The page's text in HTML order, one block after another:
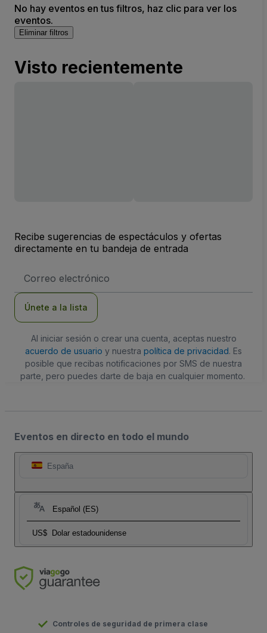
No hay eventos en tus filtros, haz clic para ver los
eventos.
Eliminar filtros
Visto recientemente
Recibe sugerencias de espectáculos y ofertas
directamente en tu bandeja de entrada
de
Únete a la lista
Al iniciar sesión o crear una cuenta, aceptas nuestro
acuerdo de usuario y nuestra política de privacidad. Es
posible que recibas notificaciones por SMS de nuestra
parte, pero puedes darte de baja en cualquier momento.
Eventos en directo en todo el mundo
España
Español (ES)
US$ Dolar estadounidense
Controles de seguridad de primera clase